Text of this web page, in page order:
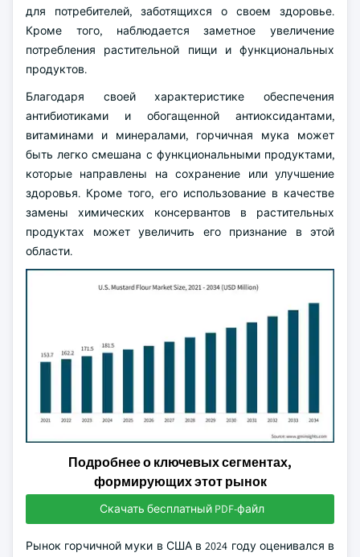
для потребителей, заботящихся о своем здоровье.
Кроме того, наблюдается заметное увеличение
потребления растительной пищи и функциональных
продуктов.
Благодаря своей характеристике обеспечения
антибиотиками и обогащенной антиоксидантами,
витаминами и минералами, горчичная мука может
быть легко смешана с функциональными продуктами,
которые направлены на сохранение или улучшение
здоровья. Кроме того, его использование в качестве
замены химических консервантов в растительных
продуктах может увеличить его признание в этой
области.
Подробнее о ключевых сегментах,
формирующих этот рынок
Скачать бесплатный PDF-файл
Рынок горчичной муки в США в 2024 году оценивался в